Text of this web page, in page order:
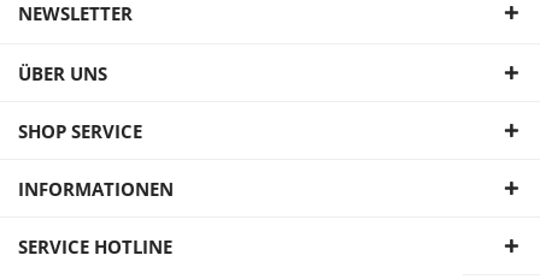
NEWSLETTER
ÜBER UNS
SHOP SERVICE
INFORMATIONEN
SERVICE HOTLINE